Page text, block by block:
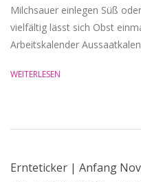
Milchsauer einlegen Süß
vielfältig lässt sich Obst
Arbeitskalender
WEITERLESEN
Ernteticker | Anfang